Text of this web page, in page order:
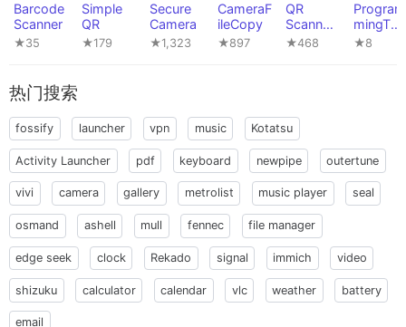
Barcode
Scanner
★35
Simple
QR
★179
Secure
Camera
★1,323
CameraF
ileCopy
★897
QR
Scanner
(PFA)
★468
Program
mingToo
ls
★8
热门搜索
fossify launcher vpn music Kotatsu
Activity Launcher pdf keyboard newpipe outertune
vivi camera gallery metrolist music player seal
osmand ashell mull fennec file manager
edge seek clock Rekado signal immich video
shizuku calculator calendar vlc weather battery
email